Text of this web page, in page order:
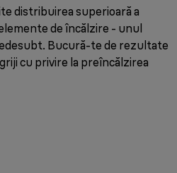
distribuirea superioară a
de încălzire - unul
Bucură-te de rezultate
cu privire la preîncălzirea